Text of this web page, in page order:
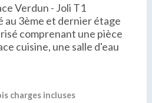
Verdun - Joli T1
3ème et dernier étage
comprenant une pièce
cuisine, une salle d'eau
charges incluses